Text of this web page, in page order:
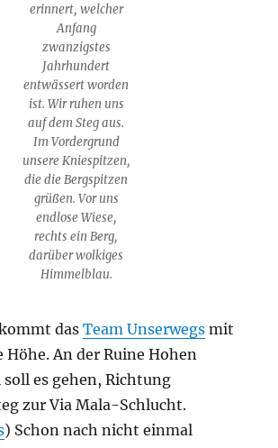
erinnert, welcher
Anfang
zwanzigstes
Jahrhundert
entwässert worden
ist. Wir ruhen uns
auf dem Steg aus.
Im Vordergrund
unsere Kniespitzen,
die die Bergspitzen
grüßen. Vor uns
endlose Wiese,
rechts ein Berg,
darüber wolkiges
Himmelblau.
dasTeam Unserwegs mit
An der Ruine Hohen
es gehen, Richtung
zur Via Mala-Schlucht.
) Schon nach nicht einmal